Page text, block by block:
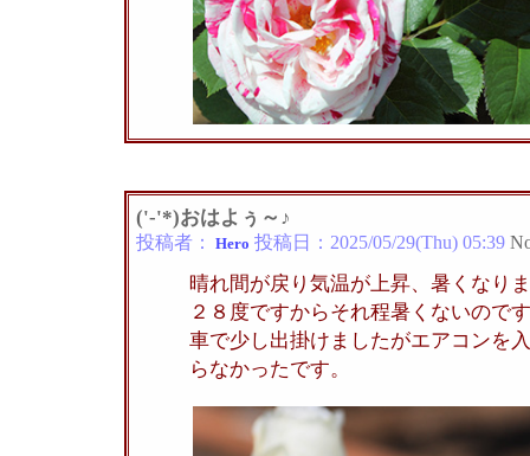
('-'*)おはよぅ～♪
投稿者： Hero 投稿日： 2025/05/29(Thu) 05:39
晴れ間が戻り気温が上昇、暑くなり
２８度ですからそれ程暑くないので
車で少し出掛けましたがエアコンを
らなかったです。